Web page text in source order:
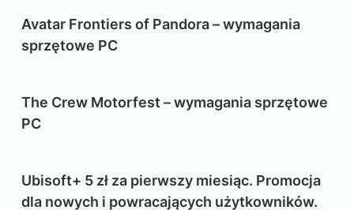
Avatar Frontiers of Pandora – wymagania
sprzętowe PC
The Crew Motorfest – wymagania sprzętowe
PC
Ubisoft+ 5 zł za pierwszy miesiąc. Promocja
dla nowych i powracających użytkowników.